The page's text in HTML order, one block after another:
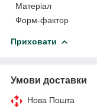
Матеріал
Форм-фактор
Приховати
Умови доставки
Нова Пошта